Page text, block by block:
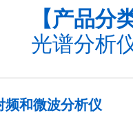
【产品分
光谱分析
和微波分析仪